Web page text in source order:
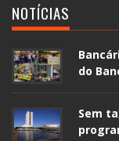
NOTÍCIAS
do
Sem